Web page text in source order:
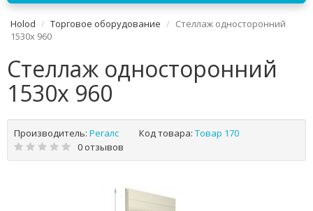
Holod Торговое оборудование
Стеллаж односторонний
1530х 960
Стеллаж односторонний
1530х 960
Производитель: Регалс Код товара: Товар 170
0 отзывов